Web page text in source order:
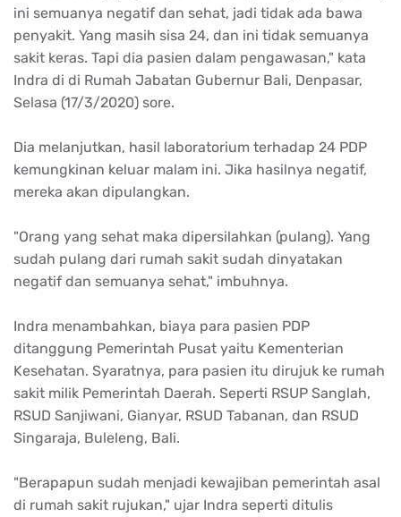
ini semuanya negatif dan sehat, jadi tidak ada bawa
penyakit. Yang masih sisa 24, dan ini tidak semuanya
sakit keras. Tapi dia pasien dalam pengawasan," kata
Indra di di Rumah Jabatan Gubernur Bali, Denpasar,
Selasa (17/3/2020) sore.
Dia melanjutkan, hasil laboratorium terhadap 24 PDP
kemungkinan keluar malam ini. Jika hasilnya negatif,
mereka akan dipulangkan.
"Orang yang sehat maka dipersilahkan (pulang). Yang
sudah pulang dari rumah sakit sudah dinyatakan
negatif dan semuanya sehat," imbuhnya.
Indra menambahkan, biaya para pasien PDP
ditanggung Pemerintah Pusat yaitu Kementerian
Kesehatan. Syaratnya, para pasien itu dirujuk ke rumah
sakit milik Pemerintah Daerah. Seperti RSUP Sanglah,
RSUD Sanjiwani, Gianyar, RSUD Tabanan, dan RSUD
Singaraja, Buleleng, Bali.
"Berapapun sudah menjadi kewajiban pemerintah asal
di rumah sakit rujukan," ujar Indra seperti ditulis